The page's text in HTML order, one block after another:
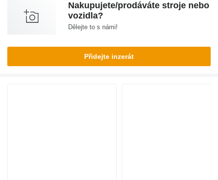
Nakupujete/prodáváte stroje nebo
vozidla?
Dělejte to s námi!
Přidejte inzerát